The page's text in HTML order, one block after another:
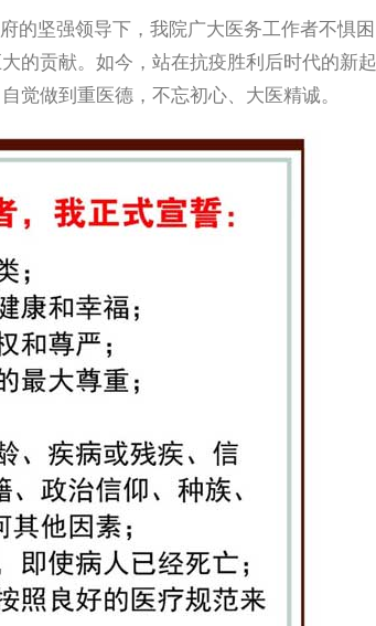
的坚强领导下，我院广大医务工作者不惧困
的贡献。如今，站在抗疫胜利后时代的新起
觉做到重医德，不忘初心、大医精诚。